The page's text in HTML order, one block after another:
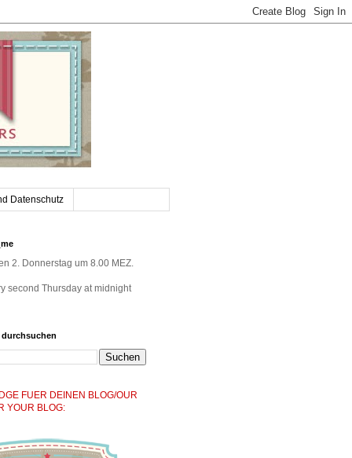
Datenschutz
2. Donnerstag um 8.00 MEZ.
second Thursday at midnight
FUER DEINEN BLOG/OUR
YOUR BLOG: